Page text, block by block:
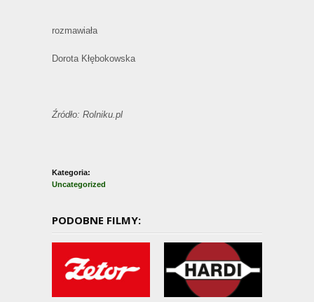
rozmawiała
Dorota Kłębokowska
Źródło: Rolniku.pl
Kategoria:
Uncategorized
PODOBNE FILMY: